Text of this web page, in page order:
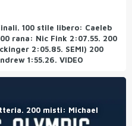
100 stile libero: Caeleb
rana: Nic Fink 2:07.55. 200
2:05.85. SEMI) 200
1:55.26. VIDEO
200 misti: Michael